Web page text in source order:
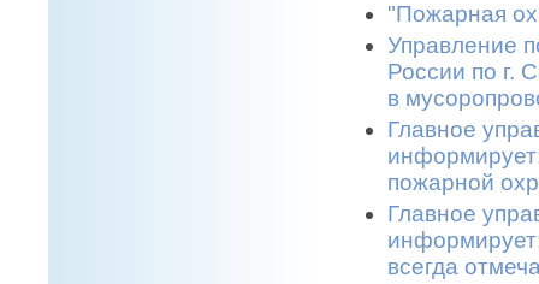
"Пожарная
Управление
России по г.
в
Главное
пожарной
Главное
всегда